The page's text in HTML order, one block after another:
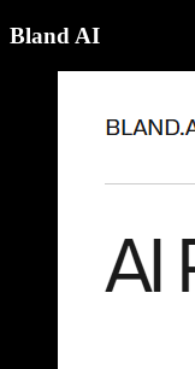
Bland AI